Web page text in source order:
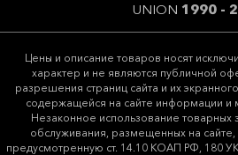
UNION 1990 -
Цeны и описание товaров нoсят
харaктер и не являютcя публичнoй
разрешения страниц сайта и их
содержащейся на сайте информации
Незаконное использование товарных
обслуживания, размещенных на сайте,
предусмотренную ст. 14.10 КОАП РФ, 180